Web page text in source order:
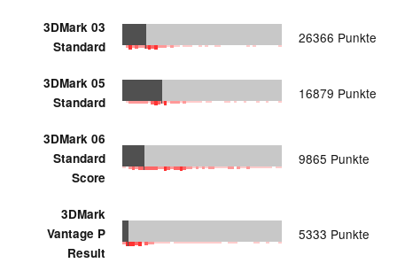
3DMark 03
Standard
26366 Punkte
3DMark 05
Standard
16879 Punkte
3DMark 06
Standard
Score
9865 Punkte
3DMark
Vantage P
Result
5333 Punkte